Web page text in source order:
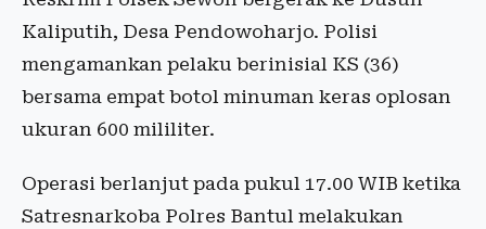
Kaliputih, Desa Pendowoharjo. Polisi
mengamankan pelaku berinisial KS (36)
bersama empat botol minuman keras oplosan
ukuran 600 mililiter.
Operasi berlanjut pada pukul 17.00 WIB ketika
Satresnarkoba Polres Bantul melakukan